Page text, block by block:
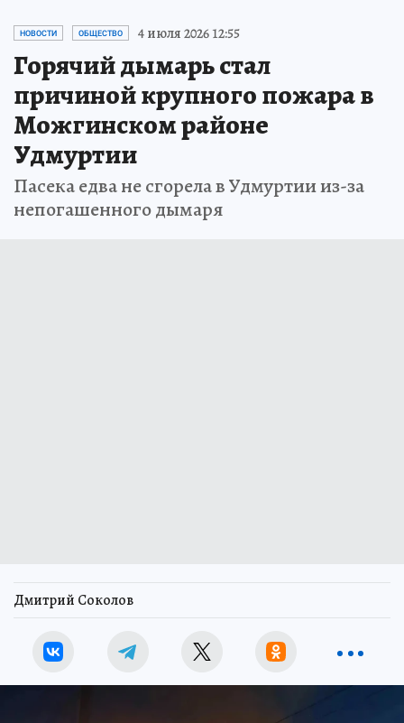
НОВОСТИ ОБЩЕСТВО 4 июля 2026 12:55
Горячий дымарь стал
причиной крупного пожара в
Можгинском районе
Удмуртии
Пасека едва не сгорела в Удмуртии из-за
непогашенного дымаря
Дмитрий Соколов